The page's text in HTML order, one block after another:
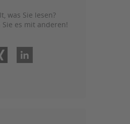
was Sie lesen?
es mit anderen!